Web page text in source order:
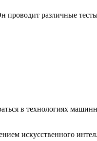
проводит различные
в технологиях
искусственного